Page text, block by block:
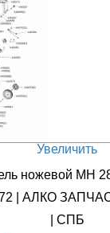
Увеличить
ножевой MH
| АЛКО
| СПБ